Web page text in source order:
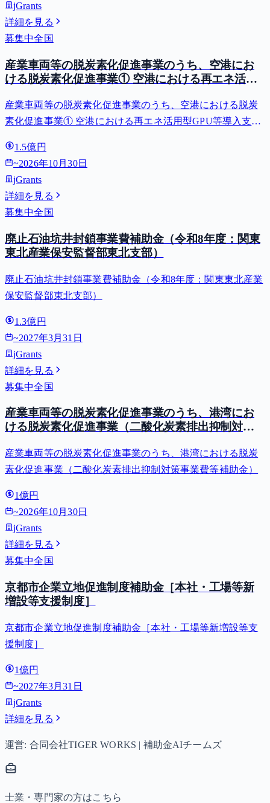
jGrants
詳細を見る
募集中全国
産業車両等の脱炭素化促進事業のうち、空港にお
ける脱炭素化促進事業① 空港における再エネ活用
費等補助金）
産業車両等の脱炭素化促進事業のうち、空港における脱炭
素化促進事業① 空港における再エネ活用型GPU等導入支援
1.5億円
~2026年10月30日
jGrants
詳細を見る
募集中全国
廃止石油坑井封鎖事業費補助金（令和8年度：関東
東北産業保安監督部東北支部）
廃止石油坑井封鎖事業費補助金（令和8年度：関東東北産業
保安監督部東北支部）
1.3億円
~2027年3月31日
jGrants
詳細を見る
募集中全国
産業車両等の脱炭素化促進事業のうち、港湾にお
ける脱炭素化促進事業（二酸化炭素排出抑制対策
産業車両等の脱炭素化促進事業のうち、港湾における脱炭
素化促進事業（二酸化炭素排出抑制対策事業費等補助金）
1億円
~2026年10月30日
jGrants
詳細を見る
募集中全国
京都市企業立地促進制度補助金［本社・工場等新
増設等支援制度］
京都市企業立地促進制度補助金［本社・工場等新増設等支
援制度］
1億円
~2027年3月31日
jGrants
詳細を見る
運営: 合同会社TIGER WORKS | 補助金AIチームズ
士業・専門家の方はこちら